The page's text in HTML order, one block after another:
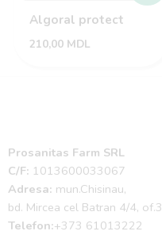
Algoral protect
210,00 MDL
Prosanitas Farm SRL
C/F: 1013600033067
Adresa: mun.Chisinau,
bd. Mircea cel Batran 4/4,
Telefon:+373 61013222